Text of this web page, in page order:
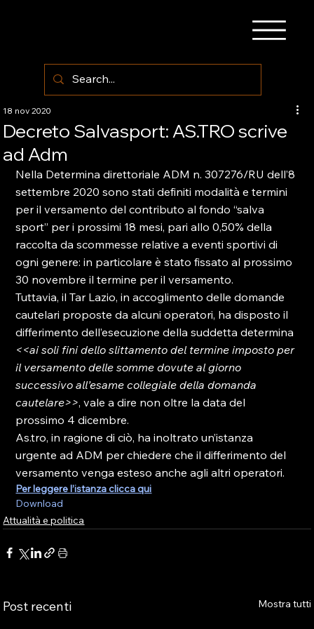
Decreto Salvasport: AS.TRO scrive
ad Adm
18 nov 2020
Nella Determina direttoriale ADM n. 307276/RU dell’8
settembre 2020 sono stati definiti modalità e termini
per il versamento del contributo al fondo “salva
sport” per i prossimi 18 mesi, pari allo 0,50% della
raccolta da scommesse relative a eventi sportivi di
ogni genere: in particolare è stato fissato al prossimo
30 novembre il termine per il versamento.
Tuttavia, il Tar Lazio, in accoglimento delle domande
cautelari proposte da alcuni operatori, ha disposto il
differimento dell’esecuzione della suddetta determina
<<ai soli fini dello slittamento del termine imposto per
il versamento delle somme dovute al giorno
successivo all’esame collegiale della domanda
cautelare>>, vale a dire non oltre la data del
prossimo 4 dicembre.
As.tro, in ragione di ciò, ha inoltrato un’istanza
urgente ad ADM per chiedere che il differimento del
versamento venga esteso anche agli altri operatori.
Per leggere l’istanza clicca qui
Download
Attualità e politica
Post recenti Mostra tutti